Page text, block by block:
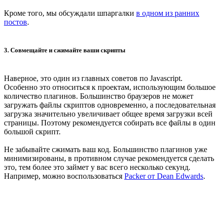
Кроме того, мы обсуждали шпаргалки в одном из ранних
постов.
3. Совмещайте и сжимайте ваши скрипты
Наверное, это один из главных советов по Javascript.
Особенно это относиться к проектам, использующим большое
количество плагинов. Большинство браузеров не может
загружать файлы скриптов одновременно, а последовательная
загрузка значительно увеличивает общее время загрузки всей
страницы. Поэтому рекомендуется собирать все файлы в один
большой скрипт.
Не забывайте сжимать ваш код. Большинство плагинов уже
минимизированы, в противном случае рекомендуется сделать
это, тем более это займет у вас всего несколько секунд.
Например, можно воспользоваться Packer от Dean Edwards.